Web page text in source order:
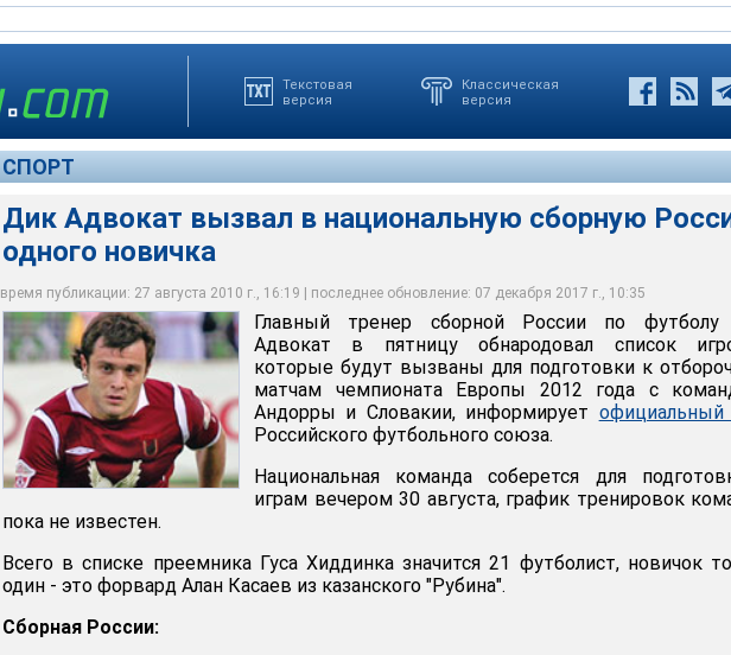
Текстовая
версия
Классическая
версия
СПОРТ
Дик Адвокат вызвал в национальную сборную
одного новичка
время публикации: 27 августа 2010 г., 16:19 | последнее обновление: 07 декабря 2017 г., 10:35
Алан Касаев из казанского "Рубина"
rubin-kazan.ru
Главный тренер сборной России по
Адвокат в пятницу обнародовал список
которые будут вызваны для подготовки к
матчам чемпионата Европы 2012 года с
Андорры и Словакии, информирует официальный
Российского футбольного союза.
Национальная команда соберется для
играм вечером 30 августа, график тренировок
пока не известен.
Всего в списке преемника Гуса Хиддинка значится 21 футболист, новичок
один - это форвард Алан Касаев из казанского "Рубина".
Сборная России: